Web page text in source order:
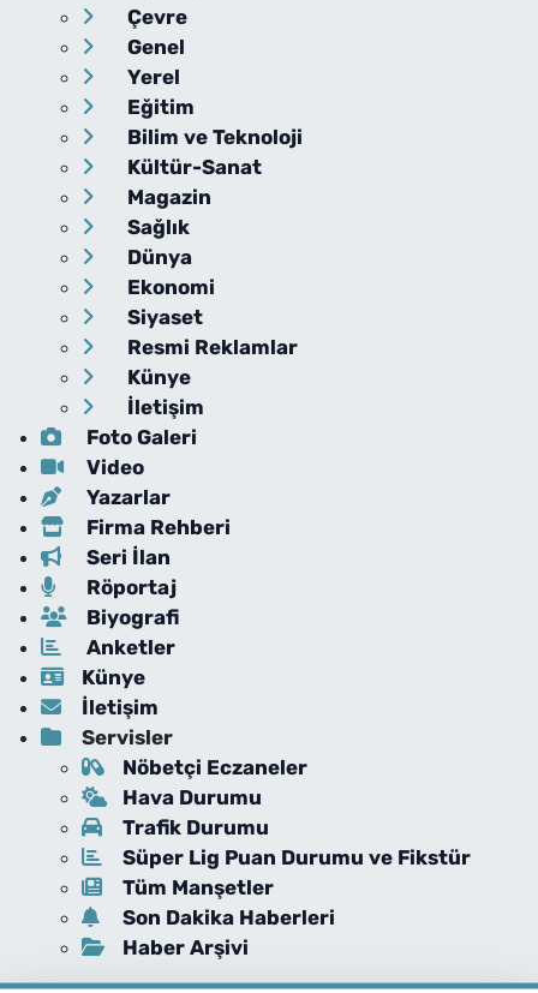
Çevre
Genel
Yerel
Eğitim
Bilim ve Teknoloji
Kültür-Sanat
Magazin
Sağlık
Dünya
Ekonomi
Siyaset
Resmi Reklamlar
Künye
İletişim
Foto Galeri
Video
Yazarlar
Firma Rehberi
Seri İlan
Röportaj
Biyografi
Anketler
Künye
İletişim
Servisler
Nöbetçi Eczaneler
Hava Durumu
Trafik Durumu
Süper Lig Puan Durumu ve Fikstür
Tüm Manşetler
Son Dakika Haberleri
Haber Arşivi